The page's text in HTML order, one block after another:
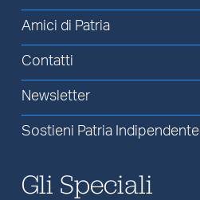
Amici di Patria
Contatti
Newsletter
Sostieni Patria Indipendente
Gli Speciali